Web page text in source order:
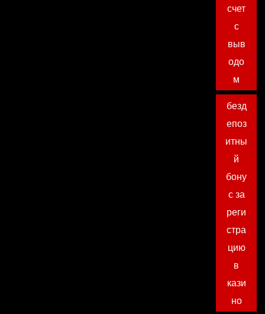
счет
с
выв
одо
м
безд
епоз
итны
й
бону
с за
реги
стра
цию
в
кази
но